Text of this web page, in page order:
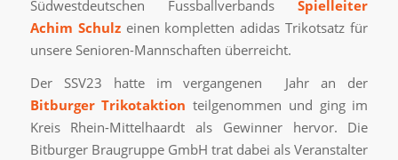
Südwestdeutschen FussballverbandsSpielleiter
Achim Schulzeinen kompletten adidas Trikotsatz für
unsere Senioren-Mannschaften überreicht.
Der SSV23 hatte im vergangenen Jahr an der
Bitburger Trikotaktion teilgenommen und ging im
Kreis Rhein-Mittelhaardt als Gewinner hervor. Die
Bitburger Braugruppe GmbH trat dabei als Veranstalter